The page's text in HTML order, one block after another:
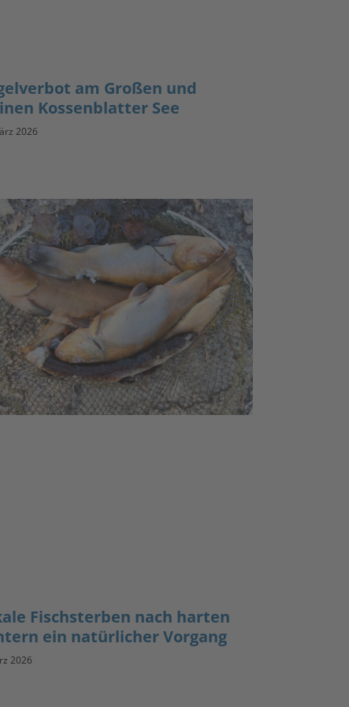
am Großen und
Kossenblatter See
2026
Fischsterben nach harten
ein natürlicher Vorgang
2026